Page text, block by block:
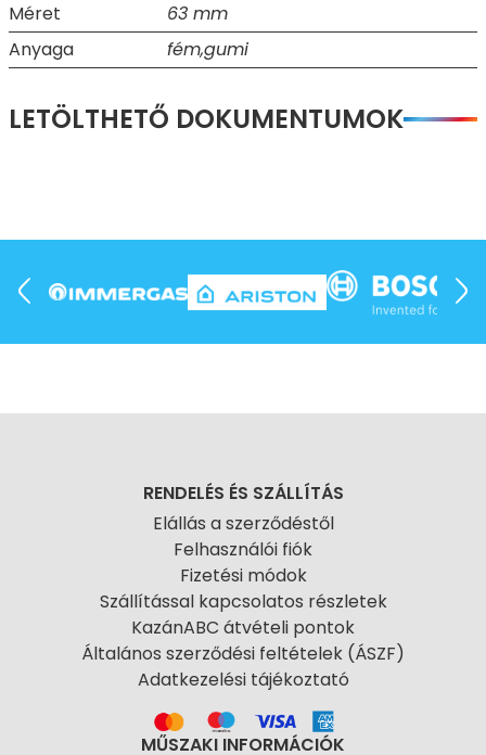
Méret
63 mm
Anyaga
fém,gumi
LETÖLTHETŐ DOKUMENTUMOK
RENDELÉS ÉS SZÁLLÍTÁS
Elállás a szerződéstől
Felhasználói fiók
Fizetési módok
Szállítással kapcsolatos részletek
KazánABC átvételi pontok
Általános szerződési feltételek (ÁSZF)
Adatkezelési tájékoztató
MŰSZAKI INFORMÁCIÓK